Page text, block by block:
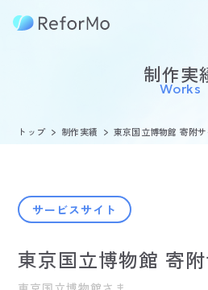
制作実
Works
トップ 制作実績 東京国立博物館 寄附サ
サービスサイト
東京国立博物館 寄